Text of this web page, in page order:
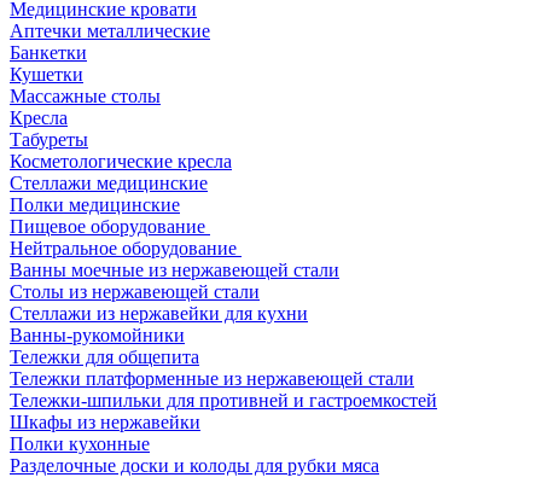
Медицинские кровати
Аптечки металлические
Банкетки
Кушетки
Массажные столы
Кресла
Табуреты
Косметологические кресла
Стеллажи медицинские
Полки медицинские
Пищевое оборудование
Нейтральное оборудование
Ванны моечные из нержавеющей стали
Столы из нержавеющей стали
Стеллажи из нержавейки для кухни
Ванны-рукомойники
Тележки для общепита
Тележки платформенные из нержавеющей стали
Тележки-шпильки для противней и гастроемкостей
Шкафы из нержавейки
Полки кухонные
Разделочные доски и колоды для рубки мяса